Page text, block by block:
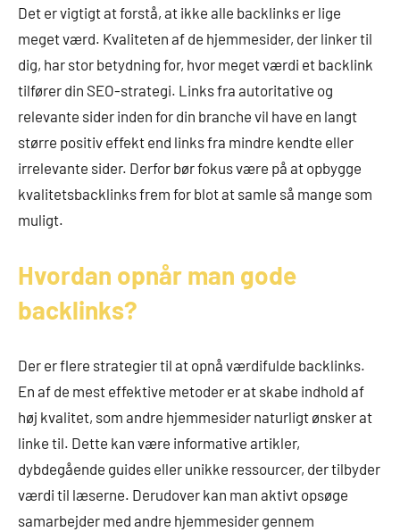
Det er vigtigt at forstå, at ikke alle backlinks er lige
meget værd. Kvaliteten af de hjemmesider, der linker til
dig, har stor betydning for, hvor meget værdi et backlink
tilfører din SEO-strategi. Links fra autoritative og
relevante sider inden for din branche vil have en langt
større positiv effekt end links fra mindre kendte eller
irrelevante sider. Derfor bør fokus være på at opbygge
kvalitetsbacklinks frem for blot at samle så mange som
muligt.
Hvordan opnår man gode
backlinks?
Der er flere strategier til at opnå værdifulde backlinks.
En af de mest effektive metoder er at skabe indhold af
høj kvalitet, som andre hjemmesider naturligt ønsker at
linke til. Dette kan være informative artikler,
dybdegående guides eller unikke ressourcer, der tilbyder
værdi til læserne. Derudover kan man aktivt opsøge
samarbejder med andre hjemmesider gennem